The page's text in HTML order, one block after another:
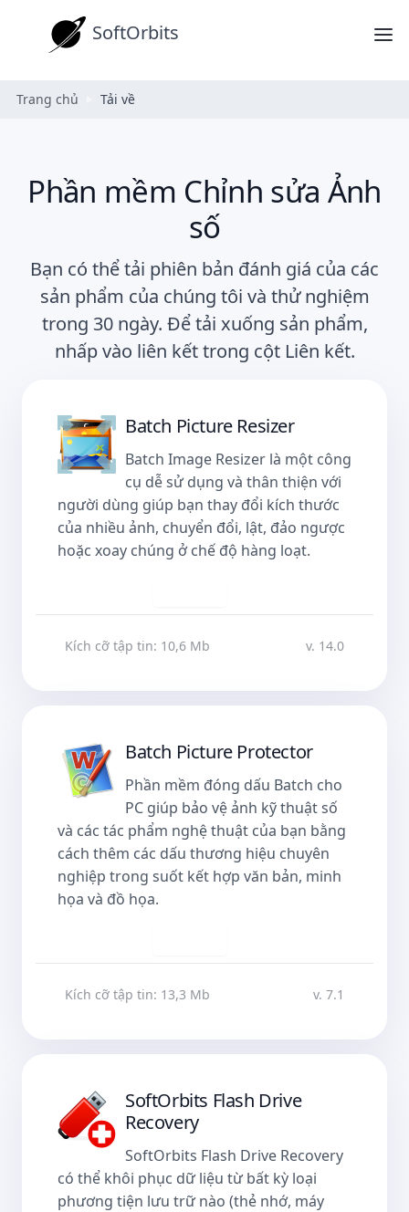
SoftOrbits
Trang chủ Tải về
Phần mềm Chỉnh sửa Ảnh
số
Bạn có thể tải phiên bản đánh giá của các
sản phẩm của chúng tôi và thử nghiệm
trong 30 ngày. Để tải xuống sản phẩm,
nhấp vào liên kết trong cột Liên kết.
Batch Picture Resizer
Batch Image Resizer là một công
cụ dễ sử dụng và thân thiện với
người dùng giúp bạn thay đổi kích thước
của nhiều ảnh, chuyển đổi, lật, đảo ngược
hoặc xoay chúng ở chế độ hàng loạt.
Kích cỡ tập tin: 10,6 Mb v. 14.0
Batch Picture Protector
Phần mềm đóng dấu Batch cho
PC giúp bảo vệ ảnh kỹ thuật số
và các tác phẩm nghệ thuật của bạn bằng
cách thêm các dấu thương hiệu chuyên
nghiệp trong suốt kết hợp văn bản, minh
họa và đồ họa.
Kích cỡ tập tin: 13,3 Mb v. 7.1
SoftOrbits Flash Drive
Recovery
SoftOrbits Flash Drive Recovery
có thể khôi phục dữ liệu từ bất kỳ loại
phương tiện lưu trữ nào (thẻ nhớ, máy